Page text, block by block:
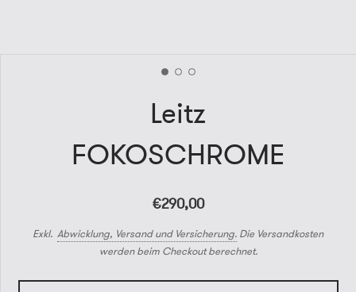
Leitz
FOKOSCHROME
€290,00
Exkl.Abwicklung, Versand und Versicherung. Die Versandkosten
werden beim Checkout berechnet.